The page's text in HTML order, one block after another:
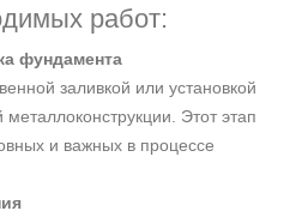
работ:
фундамента
заливкой или установкой
Этот этап
и важных в процессе